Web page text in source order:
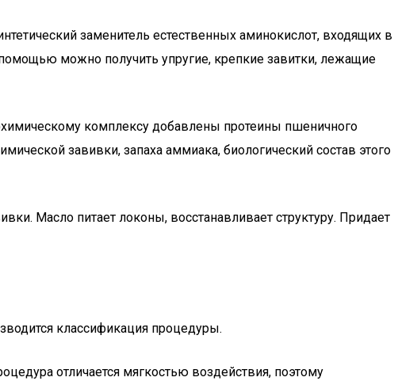
заменитель естественных аминокислот, входящих в
помощью можно получить упругие, крепкие завитки, лежащие
комплексу добавлены протеины пшеничного
завивки, запаха аммиака, биологический состав этого
Масло питает локоны, восстанавливает структуру. Придает
классификация процедуры.
отличается мягкостью воздействия, поэтому